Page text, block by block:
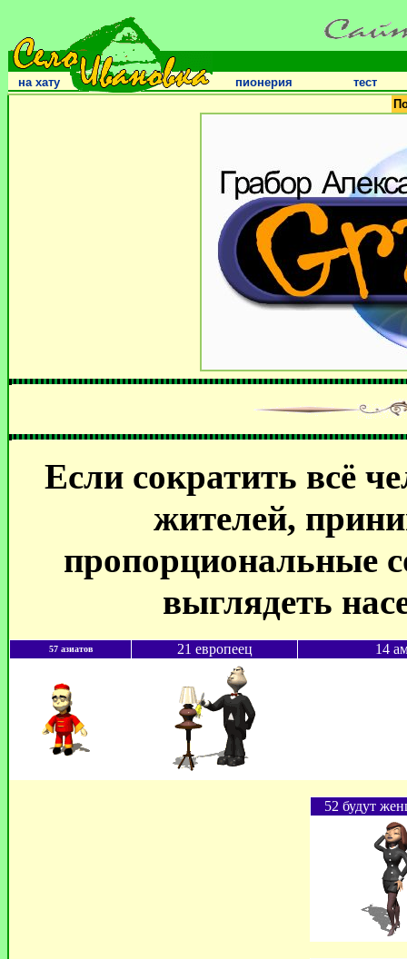
на хату пионерия
тест
Если сократить всё
жителей,
пропорциональные
выглядеть
57 азиатов 21 европеец 14
52 будут